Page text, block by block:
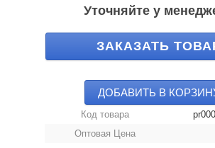
Уточняйте у
ЗАКАЗАТЬ
ДОБАВИТЬ В
Код товара
Оптовая Цена